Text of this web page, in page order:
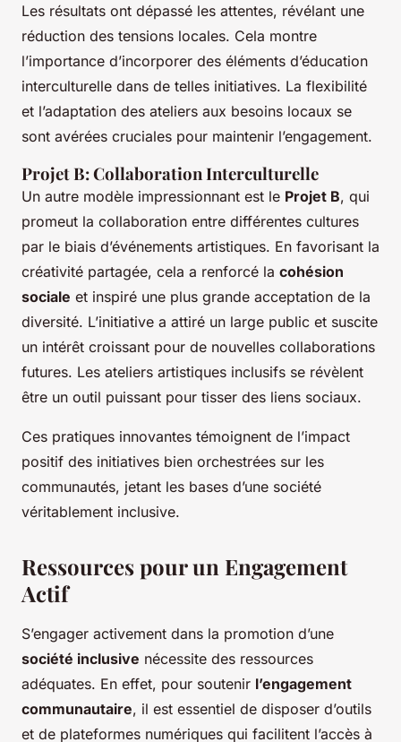
Les résultats ont dépassé les attentes, révélant une
réduction des tensions locales. Cela montre
l’importance d’incorporer des éléments d’éducation
interculturelle dans de telles initiatives. La flexibilité
et l’adaptation des ateliers aux besoins locaux se
sont avérées cruciales pour maintenir l’engagement.
Projet B: Collaboration Interculturelle
Un autre modèle impressionnant est le Projet B, qui
promeut la collaboration entre différentes cultures
par le biais d’événements artistiques. En favorisant la
créativité partagée, cela a renforcé la cohésion
sociale et inspiré une plus grande acceptation de la
diversité. L’initiative a attiré un large public et suscite
un intérêt croissant pour de nouvelles collaborations
futures. Les ateliers artistiques inclusifs se révèlent
être un outil puissant pour tisser des liens sociaux.
Ces pratiques innovantes témoignent de l’impact
positif des initiatives bien orchestrées sur les
communautés, jetant les bases d’une société
véritablement inclusive.
Ressources pour un Engagement
Actif
S’engager activement dans la promotion d’une
société inclusive nécessite des ressources
adéquates. En effet, pour soutenir l’engagement
communautaire, il est essentiel de disposer d’outils
et de plateformes numériques qui facilitent l’accès à